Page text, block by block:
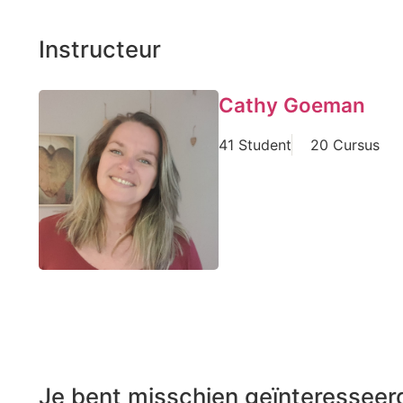
Instructeur
Cathy Goeman
41 Student 20 Cursus
Je bent misschien